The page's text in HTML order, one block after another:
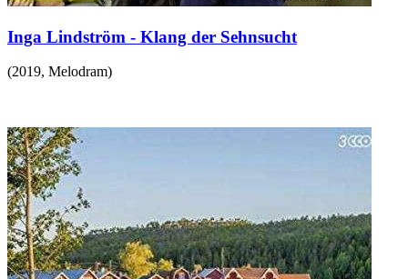
Inga Lindström - Klang der Sehnsucht
(2019, Melodram)